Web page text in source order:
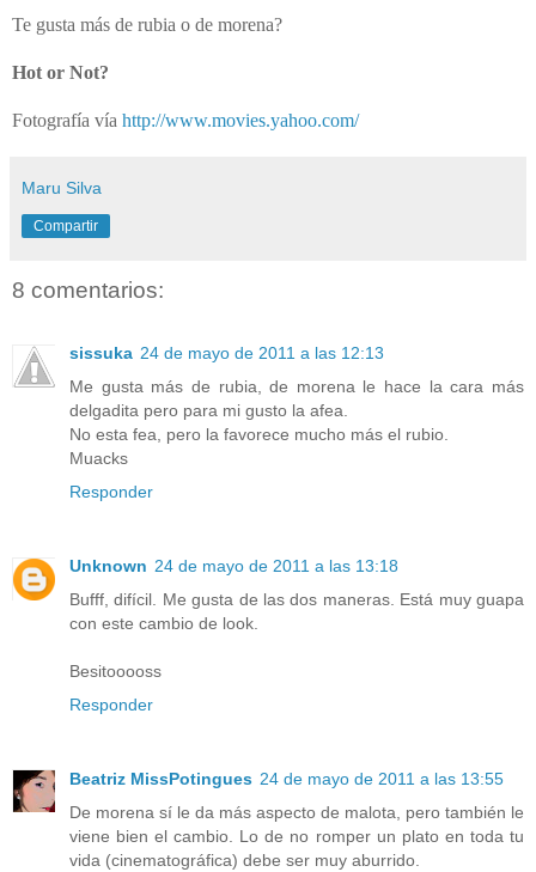
Te gusta más de rubia o de morena?
Hot or Not?
Fotografía vía http://www.movies.yahoo.com/
Maru Silva
Compartir
8 comentarios:
sissuka 24 de mayo de 2011 a las 12:13
Me gusta más de rubia, de morena le hace la cara más
delgadita pero para mi gusto la afea.
No esta fea, pero la favorece mucho más el rubio.
Muacks
Responder
Unknown 24 de mayo de 2011 a las 13:18
Bufff, difícil. Me gusta de las dos maneras. Está muy guapa
con este cambio de look.
Besitooooss
Responder
Beatriz MissPotingues 24 de mayo de 2011 a las 13:55
De morena sí le da más aspecto de malota, pero también le
viene bien el cambio. Lo de no romper un plato en toda tu
vida (cinematográfica) debe ser muy aburrido.